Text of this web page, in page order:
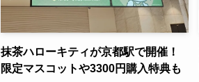
抹茶ハローキティが京都駅で開催！
限定マスコットや3300円購入特典も